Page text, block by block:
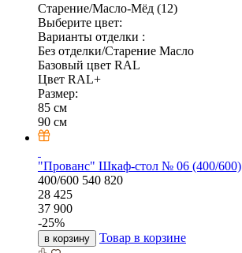
Старение/Масло-Мёд (12)
Выберите цвет:
Варианты отделки :
Без отделки/Старение Масло
Базовый цвет RAL
Цвет RAL+
Размер:
85 см
90 см
"Прованс" Шкаф-стол № 06 (400/600)
400/600 540 820
28 425
37 900
-25%
в корзину Товар в корзине